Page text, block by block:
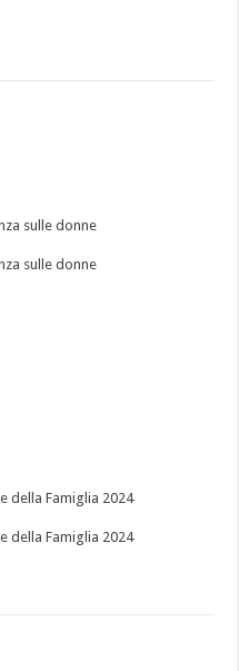
sulle donne
sulle donne
della Famiglia 2024
della Famiglia 2024